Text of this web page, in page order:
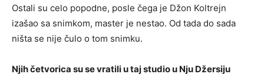
Ostali su celo popodne, posle čega je Džon Koltrejn
izašao sa snimkom, master je nestao. Od tada do sada
ništa se nije čulo o tom snimku.
Njih četvorica su se vratili u taj studio u Nju Džersiju